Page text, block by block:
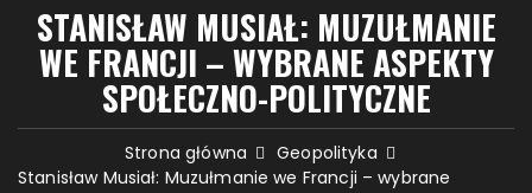
STANISŁAW MUSIAŁ: MUZUŁMANIE
WE FRANCJI – WYBRANE ASPEKTY
SPOŁECZNO-POLITYCZNE
Strona główna
Geopolityka
Stanisław Musiał: Muzułmanie we Francji – wybrane